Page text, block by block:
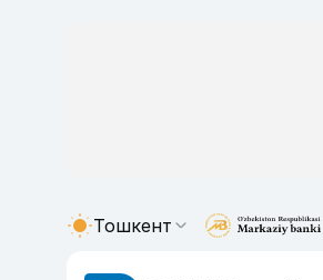
Тошкент